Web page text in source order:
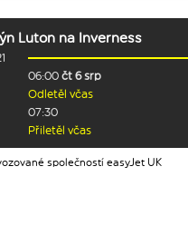
Luton na Inverness
06:00 čt 6 srp
Odletěl včas
07:30
Přiletěl včas
společností easyJet UK